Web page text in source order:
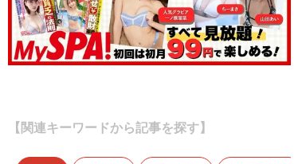
【関連キーワードから記事を探す】